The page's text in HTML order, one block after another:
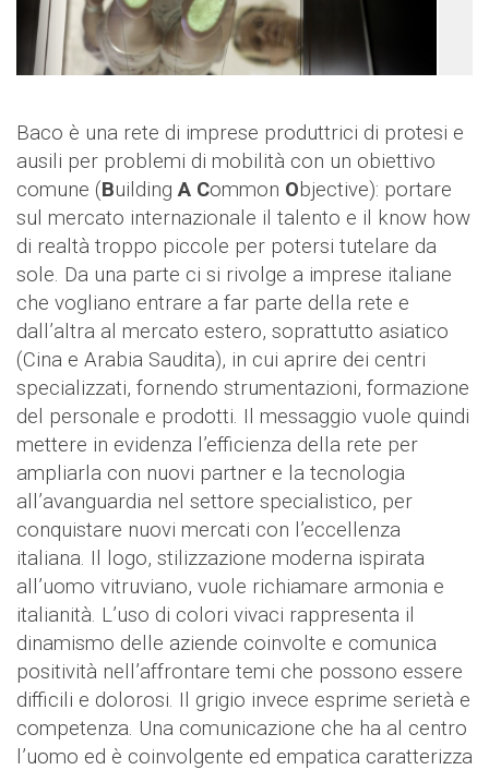
Baco è una rete di imprese produttrici di protesi e
ausili per problemi di mobilità con un obiettivo
comune (BuildingA Common Objective): portare
sul mercato internazionale il talento e il know how
di realtà troppo piccole per potersi tutelare da
sole. Da una parte ci si rivolge a imprese italiane
che vogliano entrare a far parte della rete e
dall’altra al mercato estero, soprattutto asiatico
(Cina e Arabia Saudita), in cui aprire dei centri
specializzati, fornendo strumentazioni, formazione
del personale e prodotti. Il messaggio vuole quindi
mettere in evidenza l’efficienza della rete per
ampliarla con nuovi partner e la tecnologia
all’avanguardia nel settore specialistico, per
conquistare nuovi mercati con l’eccellenza
italiana. Il logo, stilizzazione moderna ispirata
all’uomo vitruviano, vuole richiamare armonia e
italianità. L’uso di colori vivaci rappresenta il
dinamismo delle aziende coinvolte e comunica
positività nell’affrontare temi che possono essere
difficili e dolorosi. Il grigio invece esprime serietà e
competenza. Una comunicazione che ha al centro
l’uomo ed è coinvolgente ed empatica caratterizza